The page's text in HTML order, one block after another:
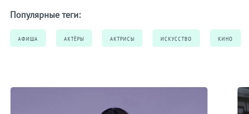
Популярные теги:
АФИША АКТЁРЫ АКТРИСЫ ИСКУССТВО КИНО